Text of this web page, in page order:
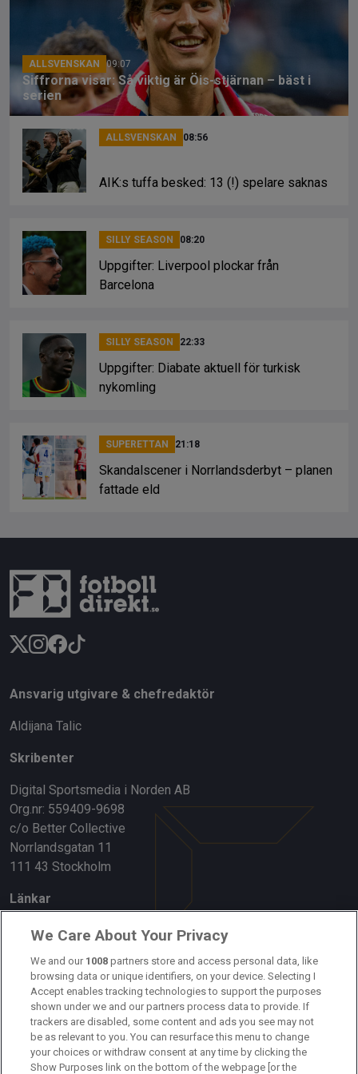
o
k
s
k
ALLSVENSKAN 09:07
Siffrorna visar: Så viktig är Öis-stjärnan – bäst i
serien
ALLSVENSKAN 08:56
AIK:s tuffa besked: 13 (!) spelare saknas
SILLY SEASON 08:20
Uppgifter: Liverpool plockar från
Barcelona
SILLY SEASON 22:33
Uppgifter: Diabate aktuell för turkisk
nykomling
SUPERETTAN 21:18
Skandalscener i Norrlandsderbyt – planen
fattade eld
Ansvarig utgivare & chefredaktör
Aldijana Talic
Skribenter
Digital Sportsmedia i Norden AB
Org.nr: 559409-9698
c/o Better Collective
Norrlandsgatan 11
111 43 Stockholm
Länkar
Om oss
Kontakta oss
Kundtjänst
Sponsor: Rekatochklart
Annonsera på Fotbolldirekt
We Care About Your Privacy
We and our 1008 partners store and access personal data, like
browsing data or unique identifiers, on your device. Selecting I
Accept enables tracking technologies to support the purposes
shown under we and our partners process data to provide. If
trackers are disabled, some content and ads you see may not
be as relevant to you. You can resurface this menu to change
your choices or withdraw consent at any time by clicking the
Show Purposes link on the bottom of the webpage [or the